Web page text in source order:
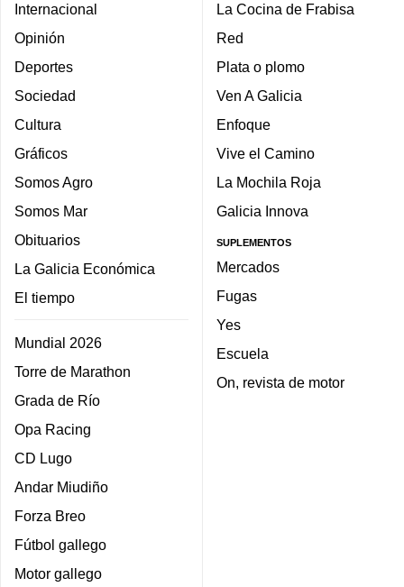
Internacional
Opinión
Deportes
Sociedad
Cultura
Gráficos
Somos Agro
Somos Mar
Obituarios
La Galicia Económica
El tiempo
Mundial 2026
Torre de Marathon
Grada de Río
Opa Racing
CD Lugo
Andar Miudiño
Forza Breo
Fútbol gallego
Motor gallego
La Cocina de Frabisa
Red
Plata o plomo
Ven A Galicia
Enfoque
Vive el Camino
La Mochila Roja
Galicia Innova
SUPLEMENTOS
Mercados
Fugas
Yes
Escuela
On, revista de motor